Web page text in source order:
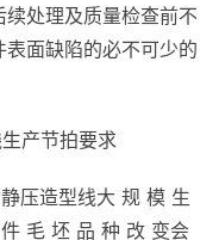
处理及质量检查前不
面缺陷的必不可少的
产节拍要求
压造型线大 规 模 生
毛 坯 品 种 改 变会